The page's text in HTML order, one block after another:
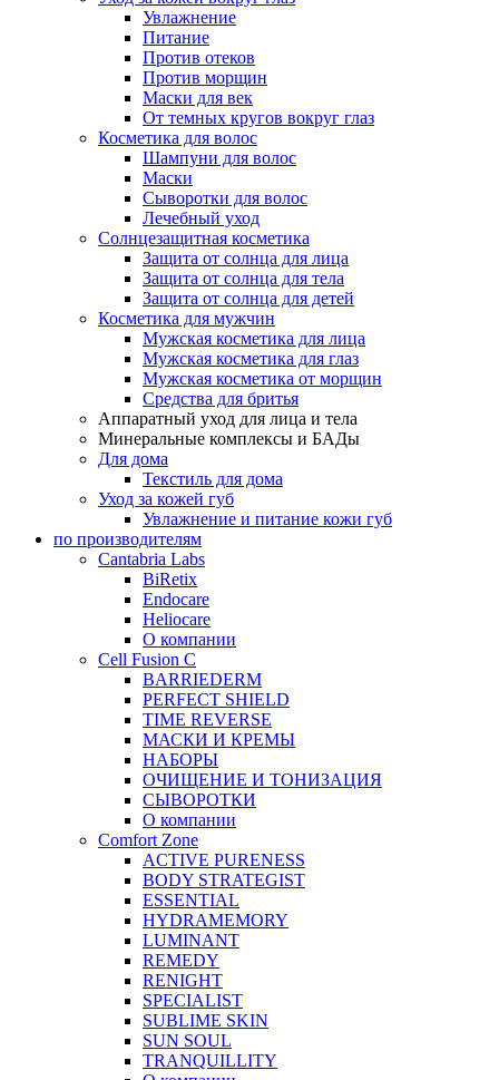
Увлажнение
Питание
Против отеков
Против морщин
Маски для век
От темных кругов вокруг глаз
Косметика для волос
Шампуни для волос
Маски
Сыворотки для волос
Лечебный уход
Солнцезащитная косметика
Защита от солнца для лица
Защита от солнца для тела
Защита от солнца для детей
Косметика для мужчин
Мужская косметика для лица
Мужская косметика для глаз
Мужская косметика от морщин
Средства для бритья
Аппаратный уход для лица и тела
Минеральные комплексы и БАДы
Для дома
Текстиль для дома
Уход за кожей губ
Увлажнение и питание кожи губ
по производителям
Cantabria Labs
BiRetix
Endocare
Heliocare
О компании
Cell Fusion C
BARRIEDERM
PERFECT SHIELD
TIME REVERSE
МАСКИ И КРЕМЫ
НАБОРЫ
ОЧИЩЕНИЕ И ТОНИЗАЦИЯ
СЫВОРОТКИ
О компании
Comfort Zone
ACTIVE PURENESS
BODY STRATEGIST
ESSENTIAL
HYDRAMEMORY
LUMINANT
REMEDY
RENIGHT
SPECIALIST
SUBLIME SKIN
SUN SOUL
TRANQUILLITY